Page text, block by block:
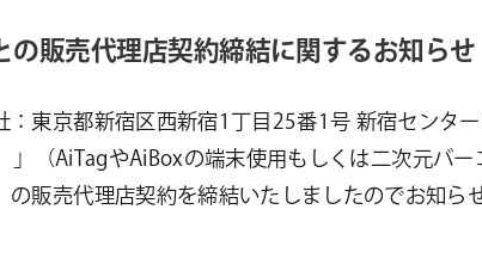
の販売代理店契約締結に関するお知らせ
：東京都新宿区西新宿1丁目25番1号 新宿センタ
」（AiTagやAiBoxの端末使用もしくは二次元バ
販売代理店契約を締結いたしましたのでお知ら